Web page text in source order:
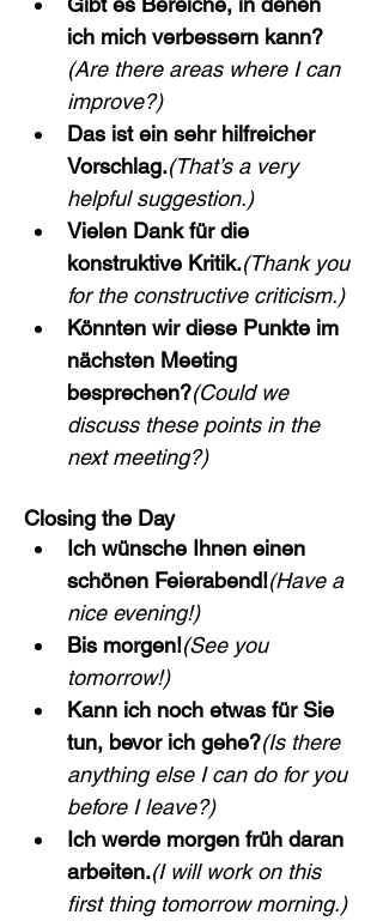
ich mich verbessern kann?
(Are there areas where I can
improve?)
Das ist ein sehr hilfreicher
Vorschlag.(That’s a very
helpful suggestion.)
Vielen Dank für die
konstruktive Kritik.(Thank you
for the constructive criticism.)
Könnten wir diese Punkte im
nächsten Meeting
besprechen?(Could we
discuss these points in the
next meeting?)
Closing the Day
Ich wünsche Ihnen einen
schönen Feierabend!(Have a
nice evening!)
Bis morgen!(See you
tomorrow!)
Kann ich noch etwas für Sie
tun, bevor ich gehe?(Is there
anything else I can do for you
before I leave?)
Ich werde morgen früh daran
arbeiten.(I will work on this
first thing tomorrow morning.)